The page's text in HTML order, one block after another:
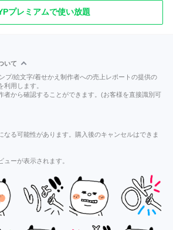
プレミアムで使い放題
いて
プ/絵文字/着せかえ制作者への売上レポートの提供の
利用します。
者から確認することができます。(お客様を直接識別可
なる可能性があります。購入後のキャンセルはできま
ーが表示されます。